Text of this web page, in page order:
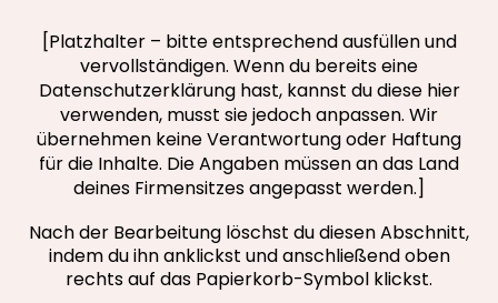
[Platzhalter – bitte entsprechend ausfüllen und
vervollständigen. Wenn du bereits eine
Datenschutzerklärung hast, kannst du diese hier
verwenden, musst sie jedoch anpassen. Wir
übernehmen keine Verantwortung oder Haftung
für die Inhalte. Die Angaben müssen an das Land
deines Firmensitzes angepasst werden.]
Nach der Bearbeitung löschst du diesen Abschnitt,
indem du ihn anklickst und anschließend oben
rechts auf das Papierkorb-Symbol klickst.